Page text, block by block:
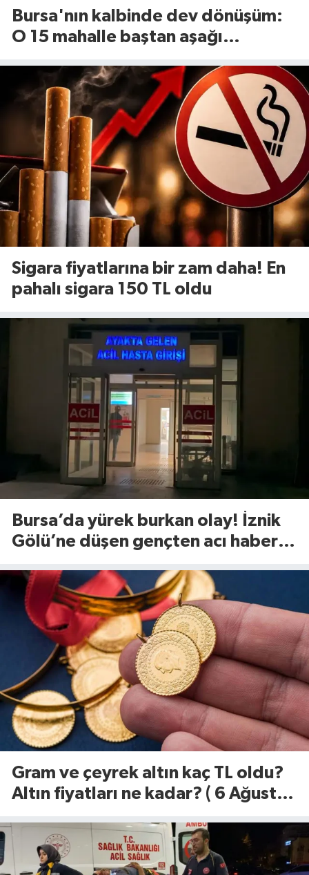
Bursa'nın kalbinde dev dönüşüm:
O 15 mahalle baştan aşağı
Sigara fiyatlarına bir zam daha! En
pahalı sigara 150 TL oldu
Bursa’da yürek burkan olay! İznik
Gölü’ne düşen gençten acı haber
Gram ve çeyrek altın kaç TL oldu?
Altın fiyatları ne kadar? ( 6 Ağustos